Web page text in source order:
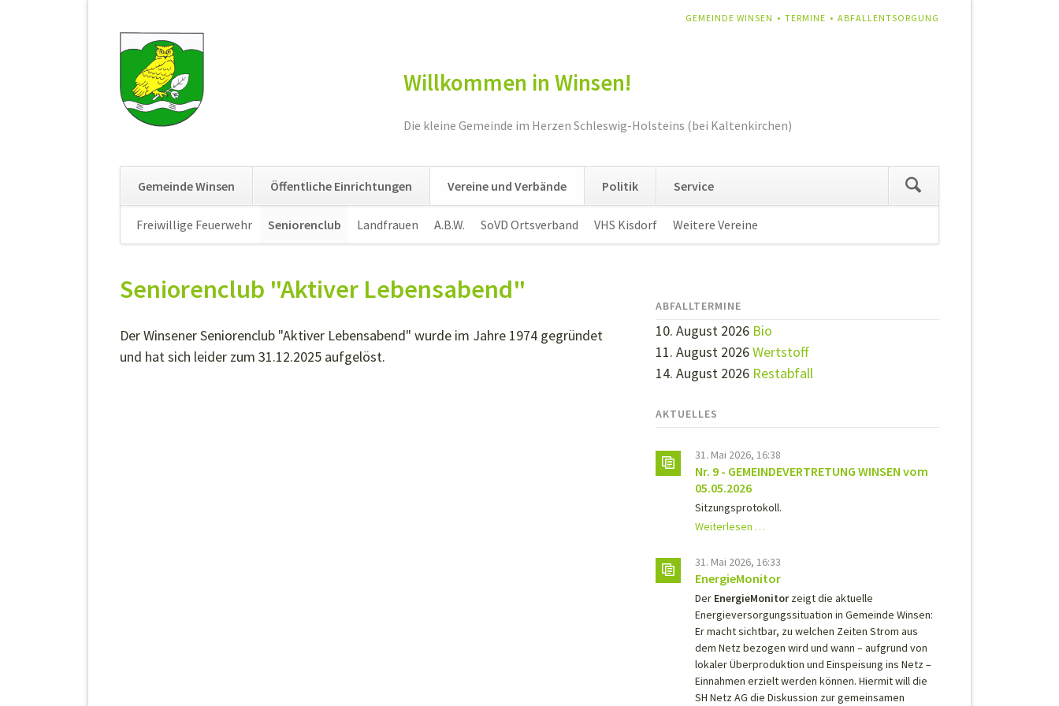
NAVIGATION
GEMEINDE WINSEN TERMINE ABFALLENTSORGUNG
Willkommen in Winsen!
Die kleine Gemeinde im Herzen Schleswig-Holsteins (bei Kaltenkirchen)
überspringen
Gemeinde Winsen Öffentliche Einrichtungen Vereine und Verbände Politik Service
überspringen
überspringen
Freiwillige Feuerwehr Seniorenclub Landfrauen A.B.W. SoVD Ortsverband VHS Kisdorf Weitere Vereine
Seniorenclub "Aktiver Lebensabend"
Der Winsener Seniorenclub "Aktiver Lebensabend" wurde im Jahre 1974 gegründet
und hat sich leider zum 31.12.2025 aufgelöst.
ABFALLTERMINE
10. August 2026 Bio
11. August 2026Wertstoff
14. August 2026 Restabfall
AKTUELLES
31. Mai 2026, 16:38
Nr. 9 - GEMEINDEVERTRETUNG WINSEN vom
05.05.2026
Sitzungsprotokoll.
Weiterlesen …
-
GEMEINDEVERTRETUNG
WINSEN
05.05.2026
31. Mai 2026, 16:33
EnergieMonitor
Der EnergieMonitorzeigt die aktuelle
Energieversorgungssituation in Gemeinde Winsen:
Er macht sichtbar, zu welchen Zeiten Strom aus
dem Netz bezogen wird und wann – aufgrund von
lokaler Überproduktion und Einspeisung ins Netz –
Einnahmen erzielt werden können. Hiermit will die
SH Netz AG die Diskussion zur gemeinsamen